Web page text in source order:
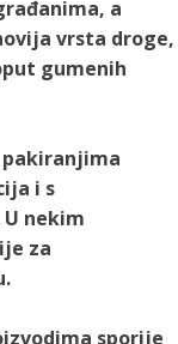
a
vrsta droge,
gumenih
pakiranjima
i s
nekim
za
sporije